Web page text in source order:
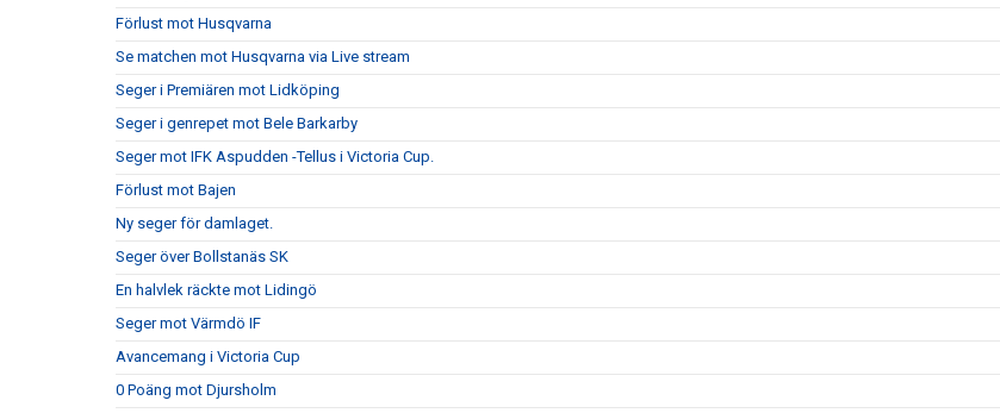
Förlust mot Husqvarna
Se matchen mot Husqvarna via Live stream
Seger i Premiären mot Lidköping
Seger i genrepet mot Bele Barkarby
Seger mot IFK Aspudden -Tellus i Victoria Cup.
Förlust mot Bajen
Ny seger för damlaget.
Seger över Bollstanäs SK
En halvlek räckte mot Lidingö
Seger mot Värmdö IF
Avancemang i Victoria Cup
0 Poäng mot Djursholm